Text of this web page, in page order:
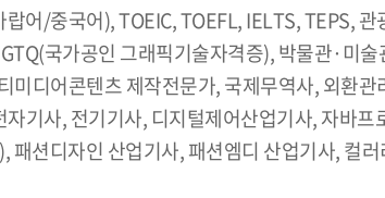
어/중국어), TOEIC, TOEFL, IELTS, TEPS,
국가공인 그래픽기술자격증), 박물관·미
미디어콘텐츠 제작전문가, 국제무역사, 외환
기사, 전기기사, 디지털제어산업기사, 자바
패션디자인 산업기사, 패션엠디 산업기사, 컬